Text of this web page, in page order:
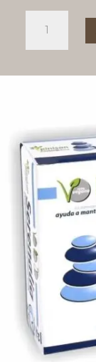
SERENALIA
CAPSULAS